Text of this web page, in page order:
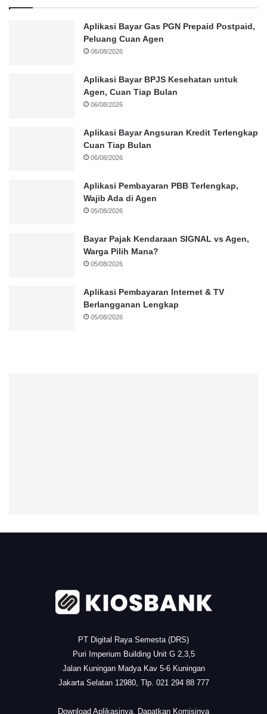
Aplikasi Bayar Gas PGN Prepaid Postpaid,
Peluang Cuan Agen
06/08/2026
Aplikasi Bayar BPJS Kesehatan untuk
Agen, Cuan Tiap Bulan
06/08/2026
Aplikasi Bayar Angsuran Kredit Terlengkap
Cuan Tiap Bulan
06/08/2026
Aplikasi Pembayaran PBB Terlengkap,
Wajib Ada di Agen
05/08/2026
Bayar Pajak Kendaraan SIGNAL vs Agen,
Warga Pilih Mana?
05/08/2026
Aplikasi Pembayaran Internet & TV
Berlangganan Lengkap
05/08/2026
PT Digital Raya Semesta (DRS)
Puri Imperium Building Unit G 2,3,5
Jalan Kuningan Madya Kav 5-6 Kuningan
Jakarta Selatan 12980, Tlp. 021 294 88 777
Download Aplikasinya, Dapatkan Komisinya